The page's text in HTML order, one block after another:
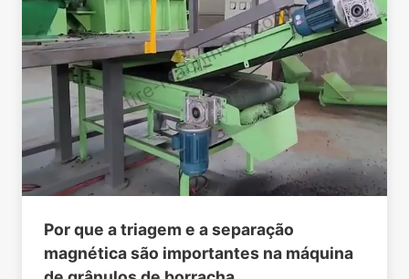
Por que a triagem e a separação
magnética são importantes na máquina